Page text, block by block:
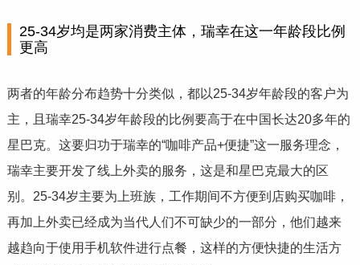
25-34岁均是两家消费主体，瑞幸在这一年龄段比例
更高
两者的年龄分布趋势十分类似，都以25-34岁年龄段的客户为
主，且瑞幸25-34岁年龄段的比例要高于在中国长达20多年的
星巴克。这要归功于瑞幸的“咖啡产品+便捷”这一服务理念，
瑞幸主要开发了线上外卖的服务，这是和星巴克最大的区
别。25-34岁主要为上班族，工作期间不方便到店购买咖啡，
再加上外卖已经成为当代人们不可缺少的一部分，他们越来
越趋向于使用手机软件进行点餐，这样的方便快捷的生活方